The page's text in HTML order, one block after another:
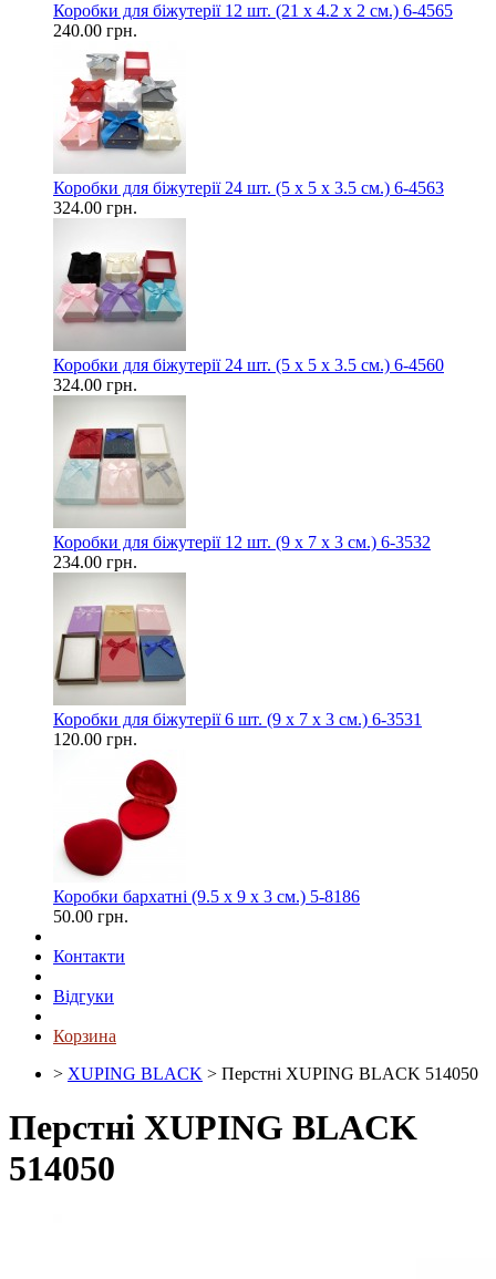
Коробки для біжутерії 12 шт. (21 х 4.2 х 2 см.) 6-4565
240.00 грн.
Коробки для біжутерії 24 шт. (5 х 5 х 3.5 см.) 6-4563
324.00 грн.
Коробки для біжутерії 24 шт. (5 х 5 х 3.5 см.) 6-4560
324.00 грн.
Коробки для біжутерії 12 шт. (9 х 7 х 3 см.) 6-3532
234.00 грн.
Коробки для біжутерії 6 шт. (9 х 7 х 3 см.) 6-3531
120.00 грн.
Коробки бархатні (9.5 х 9 х 3 см.) 5-8186
50.00 грн.
Контакти
Відгуки
Корзина
> XUPING BLACK > Перстні XUPING BLACK 514050
Перстні XUPING BLACK
514050